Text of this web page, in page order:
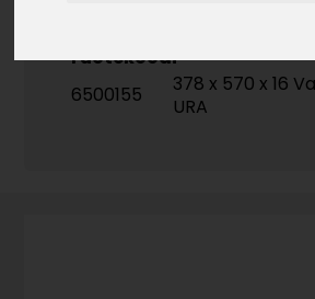
Tuotekoodi
6500155
378 x 570 x 16
URA